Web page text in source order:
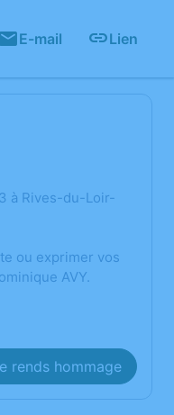
E-mail Lien
à Rives-du-Loir-
ou exprimer vos
AVY.
rends hommage